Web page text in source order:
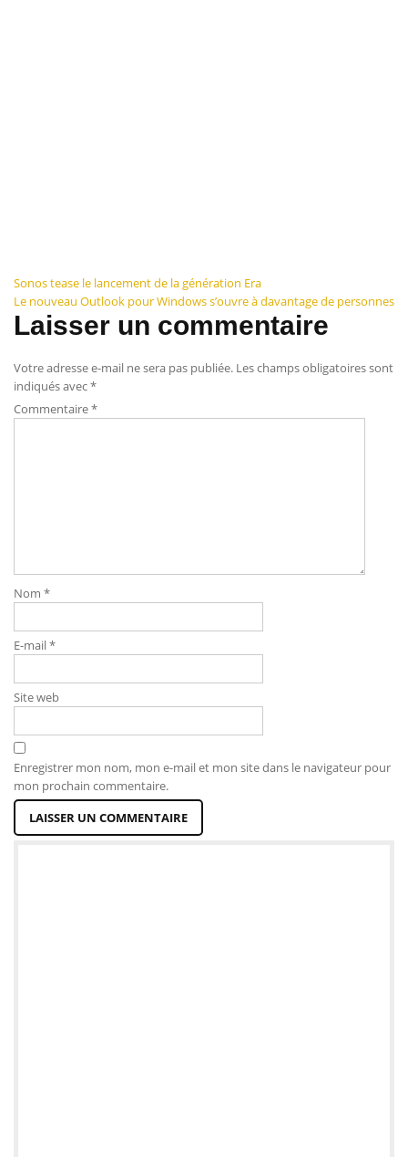
Navigation
de
Sonos tease le lancement de la génération Era
Le nouveau Outlook pour Windows s’ouvre à davantage de personnes
Laisser un commentaire
Votre adresse e-mail ne sera pas publiée. Les champs obligatoires sont
indiqués avec*
Commentaire*
Nom *
E-mail*
Site web
Enregistrer mon nom, mon e-mail et mon site dans le navigateur pour
mon prochain commentaire.